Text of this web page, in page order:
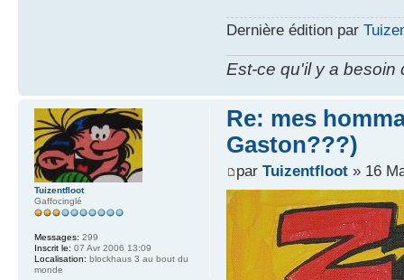
Dernière édition par
Est-ce qu'il y a besoin
Re: mes
Gaston???)
par Tuizentfloot» 16
Tuizentfloot
Gaffocinglé
Messages: 299
Inscrit le: 07 Avr 2006 13:09
Localisation: blockhaus 3 au bout du
monde